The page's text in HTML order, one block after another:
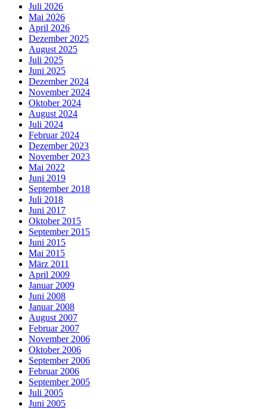
Juli 2026
Mai 2026
April 2026
Dezember 2025
August 2025
Juli 2025
Juni 2025
Dezember 2024
November 2024
Oktober 2024
August 2024
Juli 2024
Februar 2024
Dezember 2023
November 2023
Mai 2022
Juni 2019
September 2018
Juli 2018
Juni 2017
Oktober 2015
September 2015
Juni 2015
Mai 2015
März 2011
April 2009
Januar 2009
Juni 2008
Januar 2008
August 2007
Februar 2007
November 2006
Oktober 2006
September 2006
Februar 2006
September 2005
Juli 2005
Juni 2005